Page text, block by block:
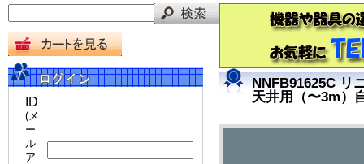
ID
(メ
ー
ル
ア
NNFB91625C リ
天井用（〜3m）